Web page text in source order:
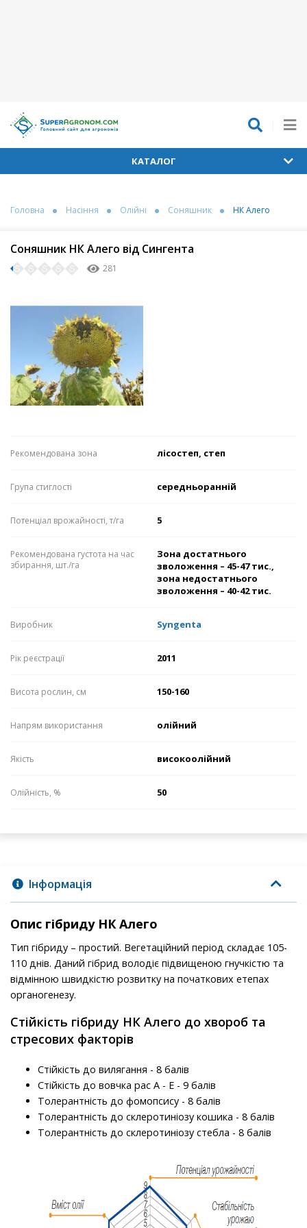
КАТАЛОГ
Головна Насіння Олійні Соняшник НК Алего
Соняшник НК Алего від Сингента
281
Рекомендована зона лісостеп, степ
Група стиглості середньоранній
Потенціал врожайності, т/га 5
Рекомендована густота на час
збирання, шт./га
Зона достатнього
зволоження – 45-47 тис.,
зона недостатнього
зволоження – 40-42 тис.
Виробник Syngenta
Рік реєстрації 2011
Висота рослин, см 150-160
Напрям використання олійний
Якість високоолійний
Олійність, % 50
Інформація
Опис гібриду НК Алего
Тип гібриду – простий. Вегетаційний період складає 105-
110 днів. Даний гібрид володіє підвищеною гнучкістю та
відмінною швидкістю розвитку на початкових етепах
органогенезу.
Стійкість гібриду НК Алего до хвороб та
стресових факторів
Стійкість до вилягання - 8 балів
Стійкість до вовчка рас A - E - 9 балів
Толерантність до фомопсису - 8 балів
Толерантність до склеротиніозу кошика - 8 балів
Толерантність до склеротиніозу стебла - 8 балів